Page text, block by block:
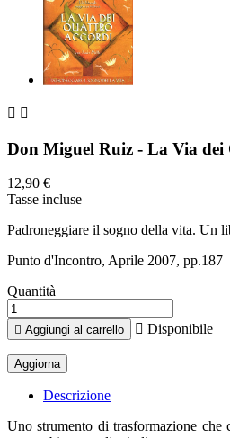
 
Don Miguel Ruiz - La Via
12,90 €
Tasse incluse
Padroneggiare il sogno della vita. Un
Punto d'Incontro, Aprile 2007, pp.187
Quantità
 Aggiungi al carrello  Disponibile
Descrizione
Uno strumento di trasformazione che